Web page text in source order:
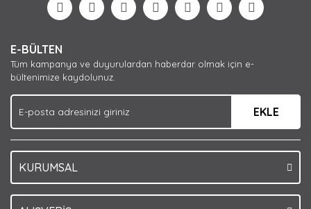
Yorum Yaz
Ürün açıklamasında eksik bilgiler bulunuyor.
Ürün bilgilerinde hatalar bulunuyor.
Ürün fiyatı diğer sitelerden daha pahalı.
Bu ürüne benzer farklı alternatifler olmalı.
E-BÜLTEN
Tüm kampanya ve duyurulardan haberdar olmak için e-
bültenimize kaydolunuz.
EKLE
KURUMSAL